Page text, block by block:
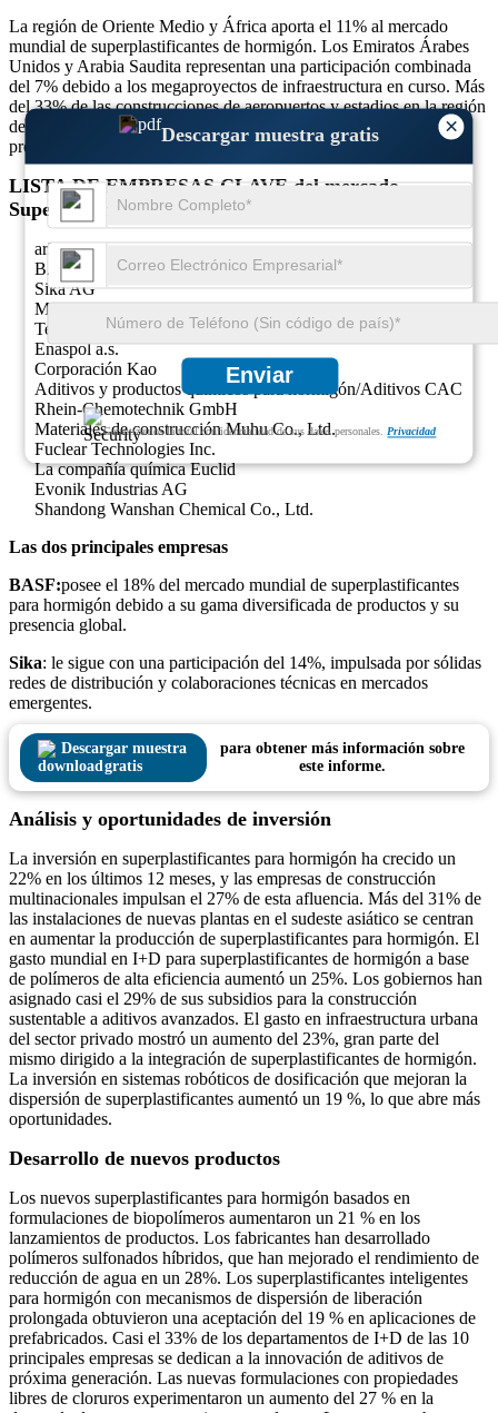
×
Descargar muestra gratis
Enviar
Garantizamos la total confidencialidad de sus datos personales.Privacidad
La región de Oriente Medio y África aporta el 11% al mercado
mundial de superplastificantes de hormigón. Los Emiratos Árabes
Unidos y Arabia Saudita representan una participación combinada
del 7% debido a los megaproyectos de infraestructura en curso. Más
del 33% de las construcciones de aeropuertos y estadios en la región
dependen de superplastificantes para concreto por su resistencia y
propiedades de fraguado temprano.
LISTA DE EMPRESAS CLAVE del mercado
Superplastificantes de hormigón PERFILADAS
arkema
BASF
Sika AG
Mapei S.p.A.
Tecnologías aplicadas de GCP / W.R.Grace & Co.
Enaspol a.s.
Corporación Kao
Aditivos y productos químicos para hormigón/Aditivos CAC
Rhein‑Chemotechnik GmbH
Materiales de construcción Muhu Co., Ltd.
Fuclear Technologies Inc.
La compañía química Euclid
Evonik Industrias AG
Shandong Wanshan Chemical Co., Ltd.
Las dos principales empresas
BASF:posee el 18% del mercado mundial de superplastificantes
para hormigón debido a su gama diversificada de productos y su
presencia global.
Sika: le sigue con una participación del 14%, impulsada por sólidas
redes de distribución y colaboraciones técnicas en mercados
emergentes.
Descargar muestra
gratis
para obtener más información sobre
este informe.
Análisis y oportunidades de inversión
La inversión en superplastificantes para hormigón ha crecido un
22% en los últimos 12 meses, y las empresas de construcción
multinacionales impulsan el 27% de esta afluencia. Más del 31% de
las instalaciones de nuevas plantas en el sudeste asiático se centran
en aumentar la producción de superplastificantes para hormigón. El
gasto mundial en I+D para superplastificantes de hormigón a base
de polímeros de alta eficiencia aumentó un 25%. Los gobiernos han
asignado casi el 29% de sus subsidios para la construcción
sustentable a aditivos avanzados. El gasto en infraestructura urbana
del sector privado mostró un aumento del 23%, gran parte del
mismo dirigido a la integración de superplastificantes de hormigón.
La inversión en sistemas robóticos de dosificación que mejoran la
dispersión de superplastificantes aumentó un 19 %, lo que abre más
oportunidades.
Desarrollo de nuevos productos
Los nuevos superplastificantes para hormigón basados ​​en
formulaciones de biopolímeros aumentaron un 21 % en los
lanzamientos de productos. Los fabricantes han desarrollado
polímeros sulfonados híbridos, que han mejorado el rendimiento de
reducción de agua en un 28%. Los superplastificantes inteligentes
para hormigón con mecanismos de dispersión de liberación
prolongada obtuvieron una aceptación del 19 % en aplicaciones de
prefabricados. Casi el 33% de los departamentos de I+D de las 10
principales empresas se dedican a la innovación de aditivos de
próxima generación. Las nuevas formulaciones con propiedades
libres de cloruros experimentaron un aumento del 27 % en la